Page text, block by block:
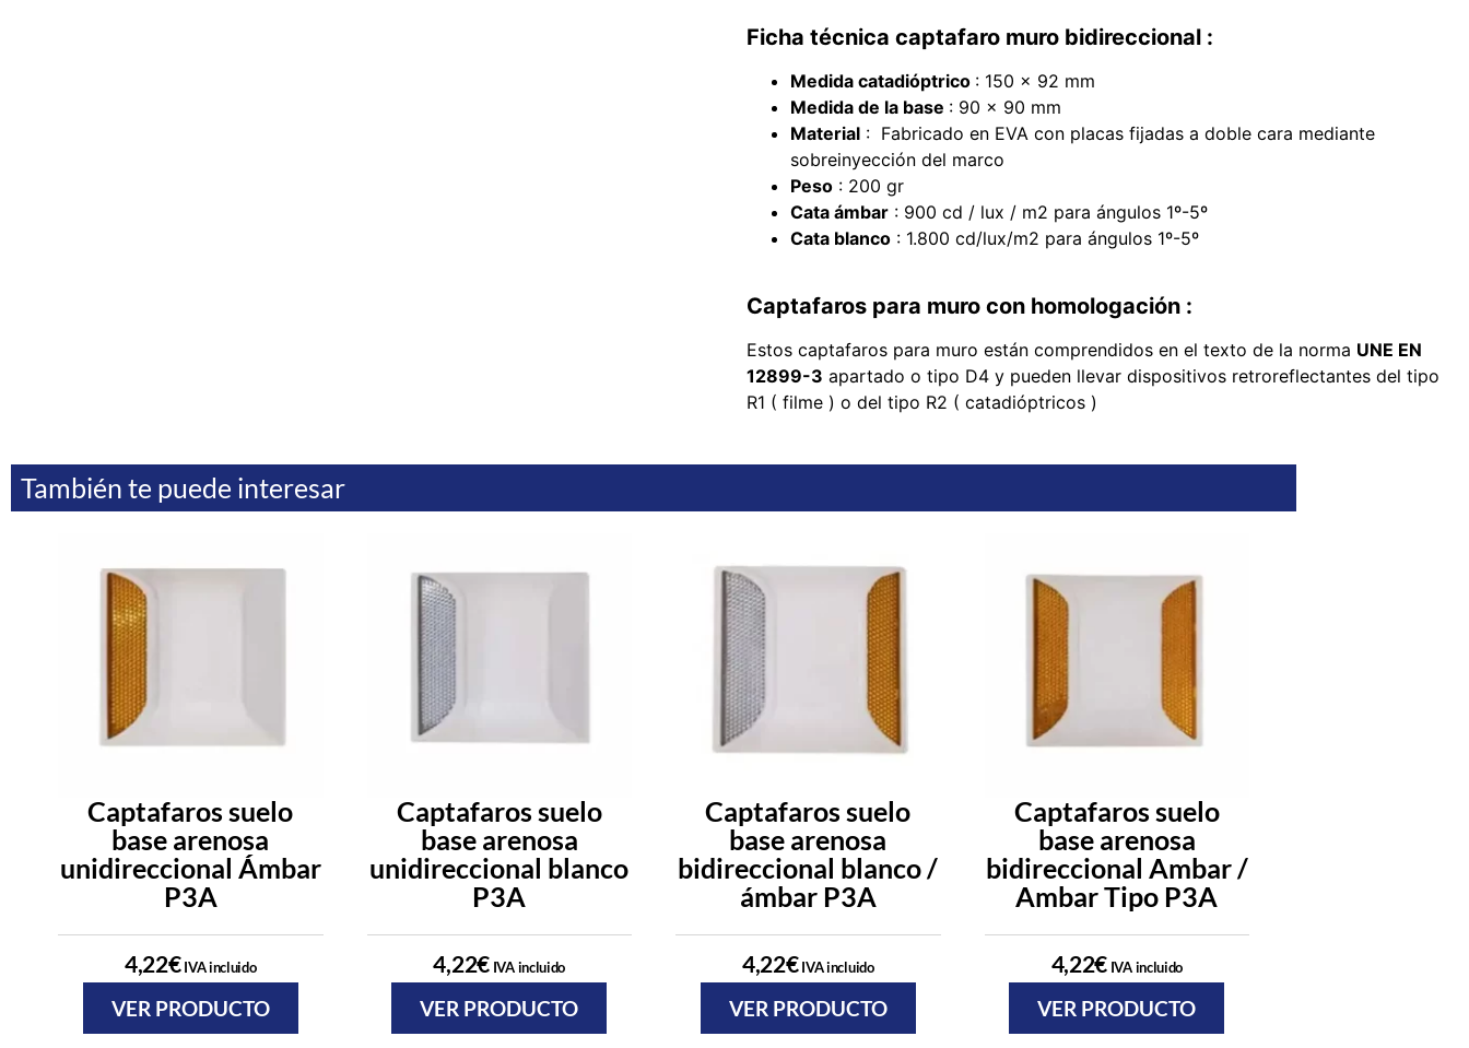
Ficha técnica captafaro muro bidireccional :
Medida catadióptrico : 150 x 92 mm
Medida de la base : 90 x 90 mm
Material: Fabricado en EVA con placas fijadas a doble cara mediante
sobreinyección del marco
Peso: 200 gr
Cata ámbar: 900 cd / lux / m2 para ángulos 1º-5º
Cata blanco: 1.800 cd/lux/m2 para ángulos 1º-5º
Captafaros para muro con homologación :
Estos captafaros para muro están comprendidos en el texto de la norma UNE EN
12899-3 apartado o tipo D4 y pueden llevar dispositivos retroreflectantes del tipo
R1 ( filme ) o del tipo R2 ( catadióptricos )
También te puede interesar
Captafaros suelo
base arenosa
unidireccional Ámbar
P3A
4,22€IVA incluido
VER PRODUCTO
Captafaros suelo
base arenosa
unidireccional blanco
P3A
4,22€ IVA incluido
VER PRODUCTO
Captafaros suelo
base arenosa
bidireccional blanco /
ámbar P3A
4,22€IVA incluido
VER PRODUCTO
Captafaros suelo
base arenosa
bidireccional Ambar /
Ambar Tipo P3A
4,22€ IVA incluido
VER PRODUCTO